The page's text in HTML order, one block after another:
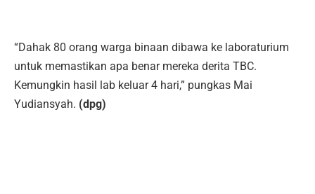
“Dahak 80 orang warga binaan dibawa ke laboraturium
untuk memastikan apa benar mereka derita TBC.
Kemungkin hasil lab keluar 4 hari,” pungkas Mai
Yudiansyah. (dpg)